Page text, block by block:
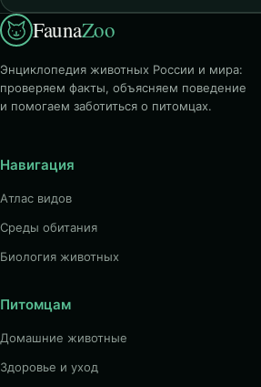
FaunaZoo
Энциклопедия животных России и мира:
проверяем факты, объясняем поведение
и помогаем заботиться о питомцах.
Навигация
Атлас видов
Среды обитания
Биология животных
Питомцам
Домашние животные
Здоровье и уход